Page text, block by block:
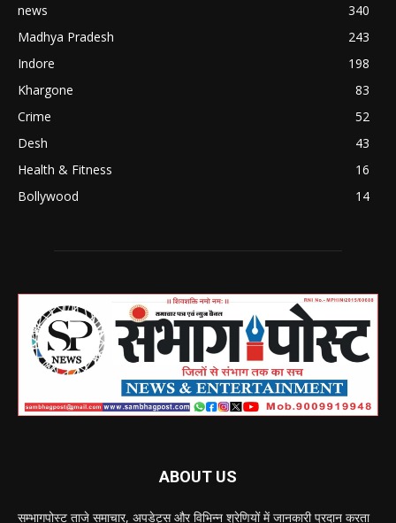
news
340
Madhya Pradesh
243
Indore
198
Khargone
83
Crime
52
Desh
43
Health & Fitness
16
Bollywood
14
ABOUT US
सम्भागपोस्ट ताजे समाचार, अपडेट्स और विभिन्न श्रेणियों में जानकारी प्रदान करता